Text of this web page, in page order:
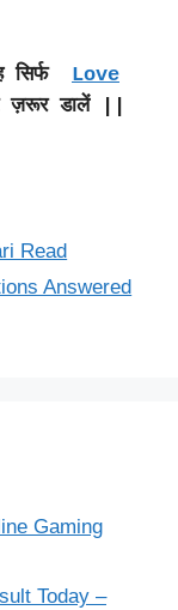
सिर्फ Love
ज़रूर डालें ||
Read
Answered
Gaming
Today –